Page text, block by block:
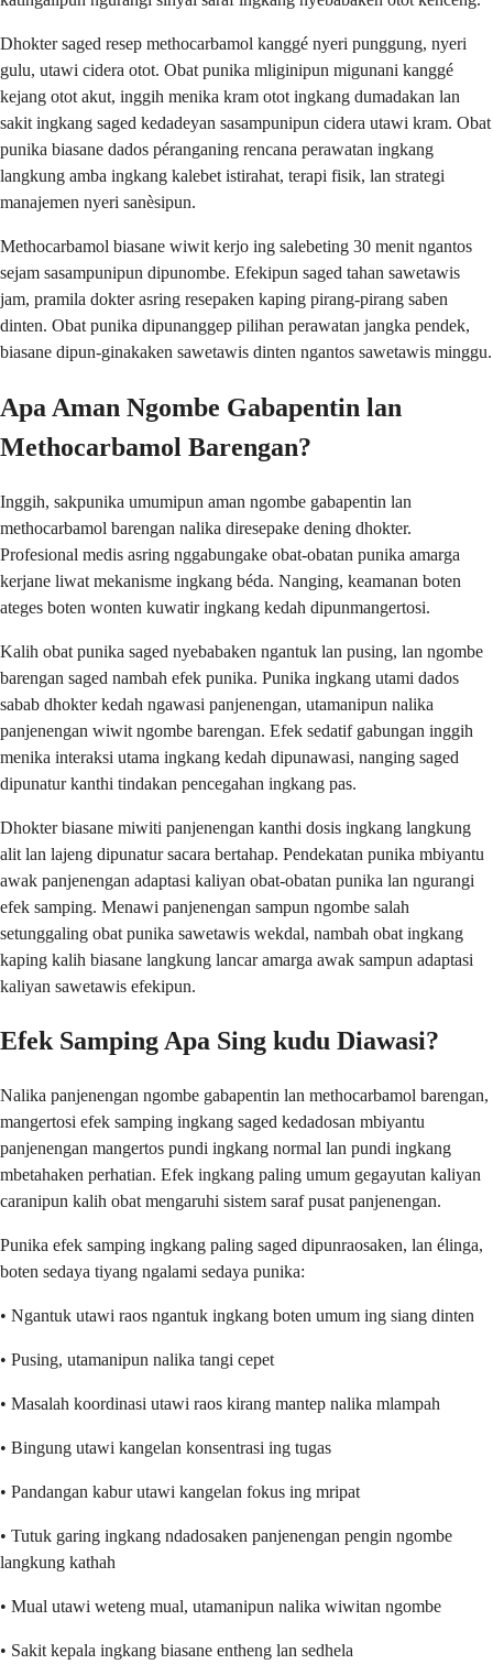
Dhokter saged resep methocarbamol kanggé nyeri punggung, nyeri
gulu, utawi cidera otot. Obat punika mliginipun migunani kanggé
kejang otot akut, inggih menika kram otot ingkang dumadakan lan
sakit ingkang saged kedadeyan sasampunipun cidera utawi kram. Obat
punika biasane dados péranganing rencana perawatan ingkang
langkung amba ingkang kalebet istirahat, terapi fisik, lan strategi
manajemen nyeri sanèsipun.
Methocarbamol biasane wiwit kerjo ing salebeting 30 menit ngantos
sejam sasampunipun dipunombe. Efekipun saged tahan sawetawis
jam, pramila dokter asring resepaken kaping pirang-pirang saben
dinten. Obat punika dipunanggep pilihan perawatan jangka pendek,
biasane dipun-ginakaken sawetawis dinten ngantos sawetawis minggu.
Apa Aman Ngombe Gabapentin lan
Methocarbamol Barengan?
Inggih, sakpunika umumipun aman ngombe gabapentin lan
methocarbamol barengan nalika diresepake dening dhokter.
Profesional medis asring nggabungake obat-obatan punika amarga
kerjane liwat mekanisme ingkang béda. Nanging, keamanan boten
ateges boten wonten kuwatir ingkang kedah dipunmangertosi.
Kalih obat punika saged nyebabaken ngantuk lan pusing, lan ngombe
barengan saged nambah efek punika. Punika ingkang utami dados
sabab dhokter kedah ngawasi panjenengan, utamanipun nalika
panjenengan wiwit ngombe barengan. Efek sedatif gabungan inggih
menika interaksi utama ingkang kedah dipunawasi, nanging saged
dipunatur kanthi tindakan pencegahan ingkang pas.
Dhokter biasane miwiti panjenengan kanthi dosis ingkang langkung
alit lan lajeng dipunatur sacara bertahap. Pendekatan punika mbiyantu
awak panjenengan adaptasi kaliyan obat-obatan punika lan ngurangi
efek samping. Menawi panjenengan sampun ngombe salah
setunggaling obat punika sawetawis wekdal, nambah obat ingkang
kaping kalih biasane langkung lancar amarga awak sampun adaptasi
kaliyan sawetawis efekipun.
Efek Samping Apa Sing kudu Diawasi?
Nalika panjenengan ngombe gabapentin lan methocarbamol barengan,
mangertosi efek samping ingkang saged kedadosan mbiyantu
panjenengan mangertos pundi ingkang normal lan pundi ingkang
mbetahaken perhatian. Efek ingkang paling umum gegayutan kaliyan
caranipun kalih obat mengaruhi sistem saraf pusat panjenengan.
Punika efek samping ingkang paling saged dipunraosaken, lan élinga,
boten sedaya tiyang ngalami sedaya punika:
• Ngantuk utawi raos ngantuk ingkang boten umum ing siang dinten
• Pusing, utamanipun nalika tangi cepet
• Masalah koordinasi utawi raos kirang mantep nalika mlampah
• Bingung utawi kangelan konsentrasi ing tugas
• Pandangan kabur utawi kangelan fokus ing mripat
• Tutuk garing ingkang ndadosaken panjenengan pengin ngombe
langkung kathah
• Mual utawi weteng mual, utamanipun nalika wiwitan ngombe
• Sakit kepala ingkang biasane entheng lan sedhela